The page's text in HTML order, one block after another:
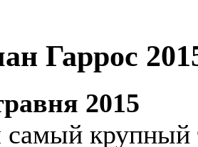
Гаррос
2015
самый крупный